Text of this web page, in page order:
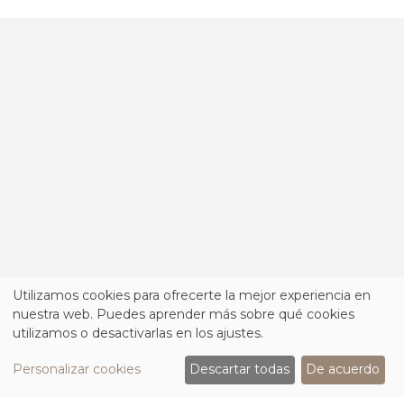
Utilizamos cookies para ofrecerte la mejor experiencia en
nuestra web. Puedes aprender más sobre qué cookies
utilizamos o desactivarlas en los ajustes.
Personalizar cookies Descartar todas De acuerdo